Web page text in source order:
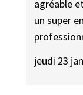
agréable
un super
jeudi 23